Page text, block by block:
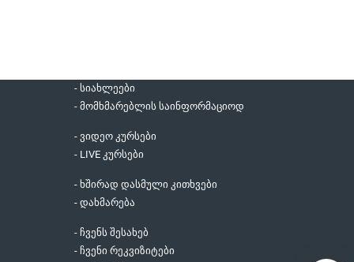
- სიახლეები
- მომხმარებლის საინფორმაციოდ
- ვიდეო კურსები
- LIVE კურსები
- ხშირად დასმული კითხვები
- დახმარება
- ჩვენს შესახებ
- ჩვენი რეკვიზიტები